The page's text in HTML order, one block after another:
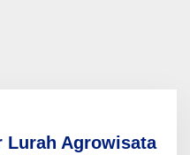
Lurah Agrowisata